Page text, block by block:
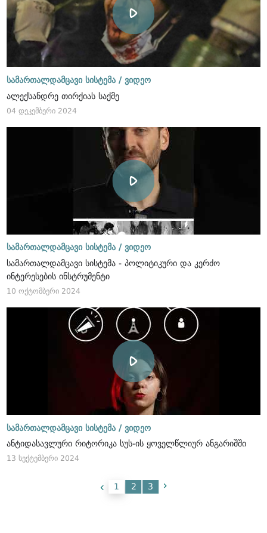
სამართალდამცავი სისტემა / ვიდეო
ალექსანდრე თირქიას საქმე
04 დეკემბერი 2024
სამართალდამცავი სისტემა / ვიდეო
სამართალდამცავი სისტემა - პოლიტიკური და კერძო
ინტერესების ინსტრუმენტი
10 ოქტომბერი 2024
სამართალდამცავი სისტემა / ვიდეო
ანტიდასავლური რიტორიკა სუს-ის ყოველწლიურ ანგარიშში
13 სექტემბერი 2024
1 2 3